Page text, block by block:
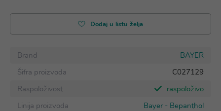
Dodaj u listu želja
Brand
BAYER
Šifra proizvoda
C027129
Raspoloživost
raspoloživo
Linija proizvoda
Bayer - Bepanthol